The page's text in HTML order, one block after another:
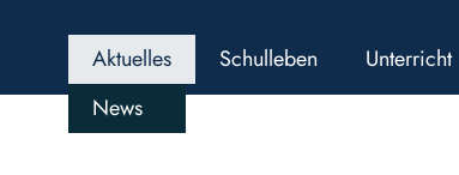
Aktuelles
News
Schulleben Unterricht